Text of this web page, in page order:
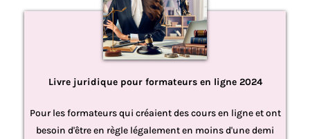
Livre juridique pour formateurs en ligne 2024
Pour les formateurs qui créaient des cours en ligne et ont
besoin d'être en règle légalement en moins d'une demi